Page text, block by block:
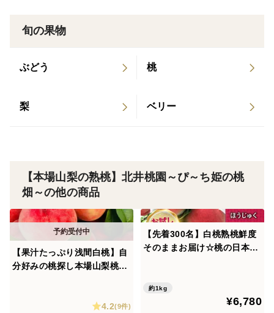
恵みを浴び、寒暖の差でたっぷりと糖度を実る🌞
富士山を筆頭とする数千メートル級の山々で磨かれた天
日本一激戦で磨き上げられた匠のノウハウで育った桃は
になりましたから本当幸せです♡
この品種指定ブランド桃を贈りものとしても贈られる方
が急増しており、いつもお世話になった方に極上の桃を
贈れば喜ぶこと間違いなし！
事実、桃は厄除けなどの効果がある果物と言い伝えら
れ、現代では『幸せを運ぶ果物』として絶対に縁を絶や
旬の果物
ぶどう 桃
梨 ベリー
【本場山梨の熟桃】北井桃園～ぴ～ち姫の桃
畑～の他の商品
【果汁たっぷり浅間白桃】自
分好みの桃探し本場山梨桃の
ハイセンスな贈り物にぴった
4.2(9件)
【先着300名】白桃熟桃鮮度
そのままお届け☆桃の日本一
熟桃』お試し特価約1kg【家
庭用・贈り物】【お中元ギフ
約1kg
¥6,780